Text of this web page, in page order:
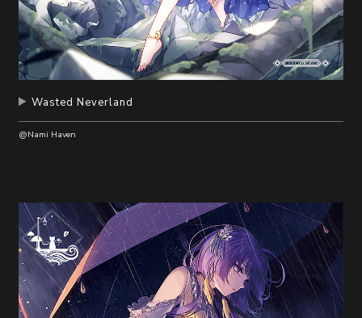
Wasted Neverland
@Nami Haven